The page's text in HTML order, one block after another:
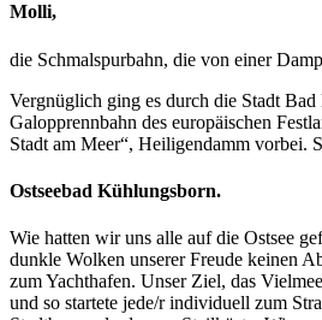
Molli,
die Schmalspurbahn, die von einer
Vergnüglich ging es durch die Stadt Bad
Galopprennbahn des europäischen
Stadt am Meer“, Heiligendamm vorbei.
Ostseebad Kühlungsborn.
Wie hatten wir uns alle auf die Ostsee
dunkle Wolken unserer Freude keinen
zum Yachthafen. Unser Ziel, das
und so startete jede/r individuell zum